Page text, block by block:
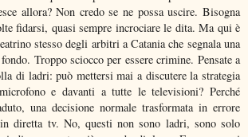
allora? Non credo se ne possa uscire. Bisogna
fidarsi, quasi sempre incrociare le dita. Ma qui è
stesso degli arbitri a Catania che segnala una
Troppo sciocco per essere crimine. Pensate a
di ladri: può mettersi mai a discutere la strategia
e davanti a tutte le televisioni? Perché
una decisione normale trasformata in errore
diretta tv. No, questi non sono ladri, sono solo